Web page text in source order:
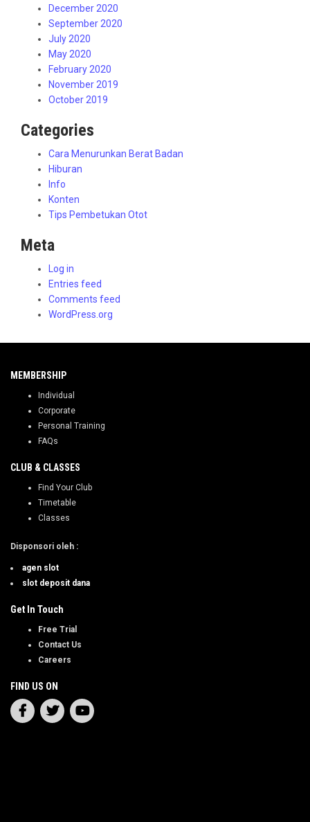
December 2020
September 2020
July 2020
May 2020
February 2020
November 2019
October 2019
Categories
Cara Menurunkan Berat Badan
Hiburan
Info
Konten
Tips Pembetukan Otot
Meta
Log in
Entries feed
Comments feed
WordPress.org
MEMBERSHIP
Individual
Corporate
Personal Training
FAQs
CLUB & CLASSES
Find Your Club
Timetable
Classes
Disponsori oleh :
agen slot
slot deposit dana
Get In Touch
Free Trial
Contact Us
Careers
FIND US ON